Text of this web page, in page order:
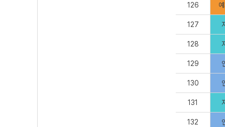
126
127
128
129
130
131
132